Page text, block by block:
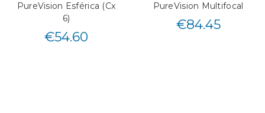
PureVision Esférica (Cx
6)
€54.60
PureVision Multifocal
€84.45